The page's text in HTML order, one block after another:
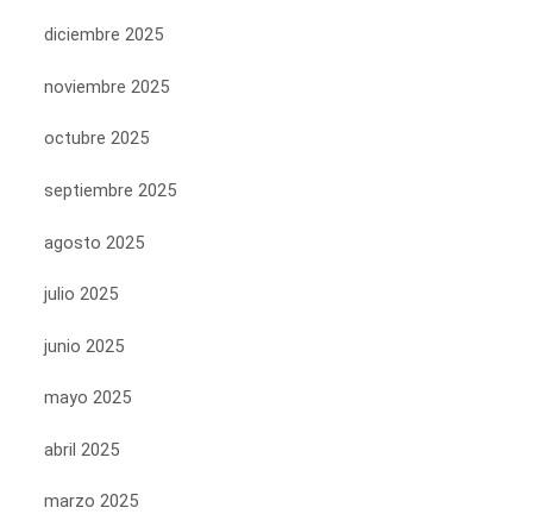
diciembre 2025
noviembre 2025
octubre 2025
septiembre 2025
agosto 2025
julio 2025
junio 2025
mayo 2025
abril 2025
marzo 2025